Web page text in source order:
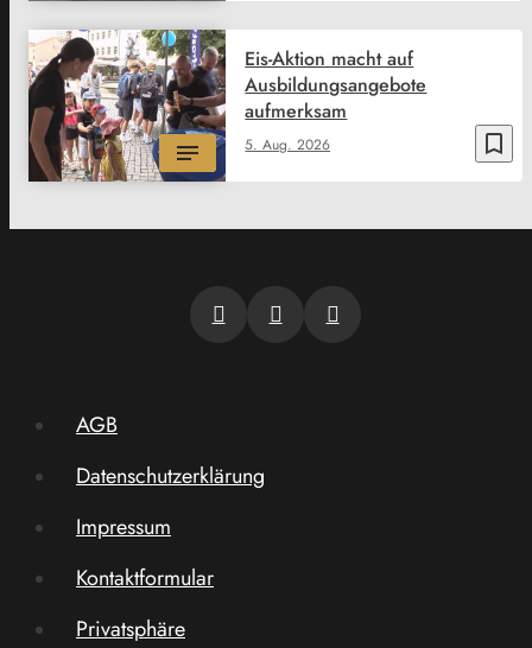
bookmark_border
5. Aug. 2026
Eis-Aktion macht auf
Ausbildungsangebote
aufmerksam
AGB
Datenschutzerklärung
Impressum
Kontaktformular
Privatsphäre